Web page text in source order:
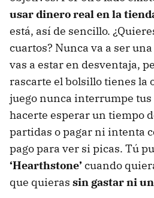
usar dinero real en la
está, así de sencillo.
cuartos? Nunca va a ser
vas a estar en desventaja,
rascarte el bolsillo tienes la
juego nunca interrumpe tus
hacerte esperar un tiempo
partidas o pagar ni intenta
pago para ver si picas. Tú
‘Hearthstone’ cuando
que quieras sin gastar ni